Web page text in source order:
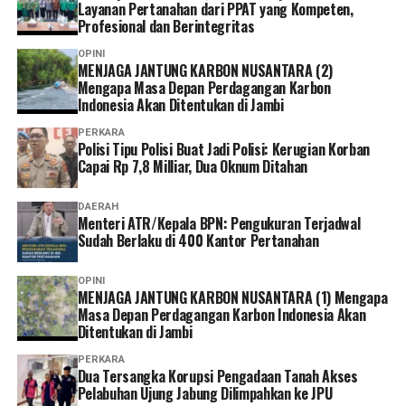
pembukaan juga disaksikan oleh sejumlah jajaran IPPAT
Pusat.
Layanan Pertanahan dari PPAT yang Kompeten,
Profesional dan Berintegritas
OPINI
MENJAGA JANTUNG KARBON NUSANTARA (2)
Mengapa Masa Depan Perdagangan Karbon
Indonesia Akan Ditentukan di Jambi
PERKARA
Polisi Tipu Polisi Buat Jadi Polisi: Kerugian Korban
Capai Rp 7,8 Milliar, Dua Oknum Ditahan
DAERAH
Menteri ATR/Kepala BPN: Pengukuran Terjadwal
Sudah Berlaku di 400 Kantor Pertanahan
OPINI
MENJAGA JANTUNG KARBON NUSANTARA (1) Mengapa
Masa Depan Perdagangan Karbon Indonesia Akan
Ditentukan di Jambi
PERKARA
Dua Tersangka Korupsi Pengadaan Tanah Akses
Pelabuhan Ujung Jabung Dilimpahkan ke JPU